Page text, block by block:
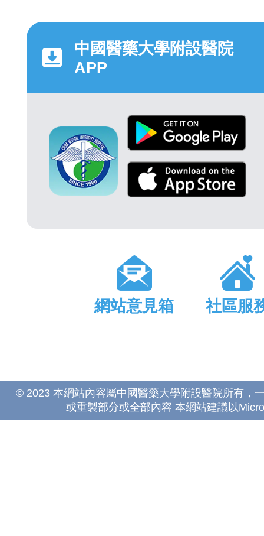
中國醫藥大學附設醫院
APP
網站意見箱 社區服
© 2023 本網站內容屬中國醫藥大學附設醫院所有，
或重製部分或全部內容 本網站建議以